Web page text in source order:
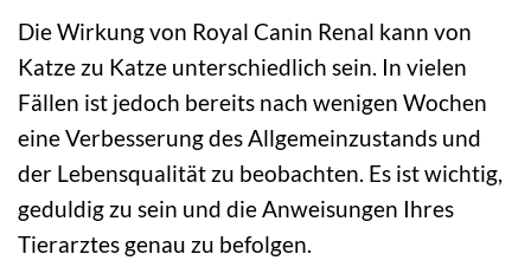
Die Wirkung von Royal Canin Renal kann von
Katze zu Katze unterschiedlich sein. In vielen
Fällen ist jedoch bereits nach wenigen Wochen
eine Verbesserung des Allgemeinzustands und
der Lebensqualität zu beobachten. Es ist wichtig,
geduldig zu sein und die Anweisungen Ihres
Tierarztes genau zu befolgen.